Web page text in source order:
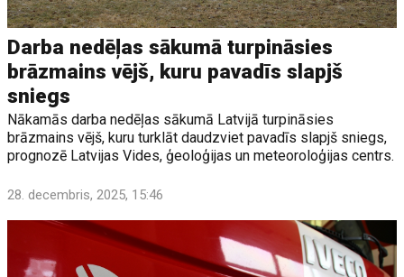
Darba nedēļas sākumā turpināsies
brāzmains vējš, kuru pavadīs slapjš
sniegs
Nākamās darba nedēļas sākumā Latvijā turpināsies
brāzmains vējš, kuru turklāt daudzviet pavadīs slapjš sniegs,
prognozē Latvijas Vides, ģeoloģijas un meteoroloģijas centrs.
28. decembris, 2025, 15:46